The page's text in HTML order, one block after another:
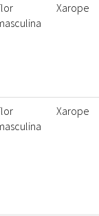
Xarope
Xarope